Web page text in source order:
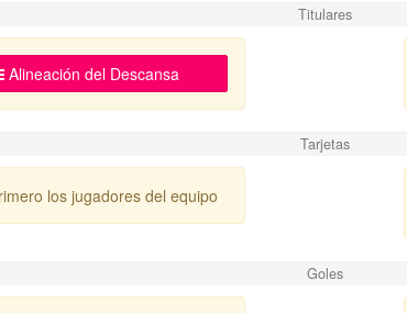
Titulares
Alineación del Descansa
Tarjetas
los jugadores del equipo
Goles